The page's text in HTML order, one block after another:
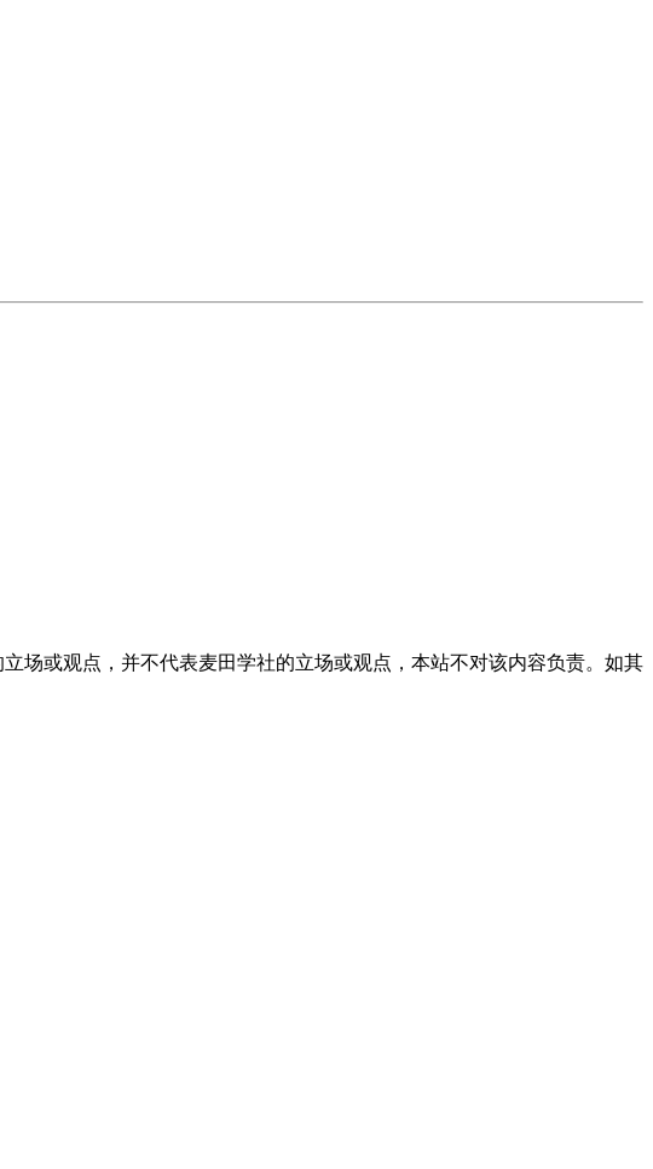
场或观点，并不代表麦田学社的立场或观点，本站不对该内容负责。如其